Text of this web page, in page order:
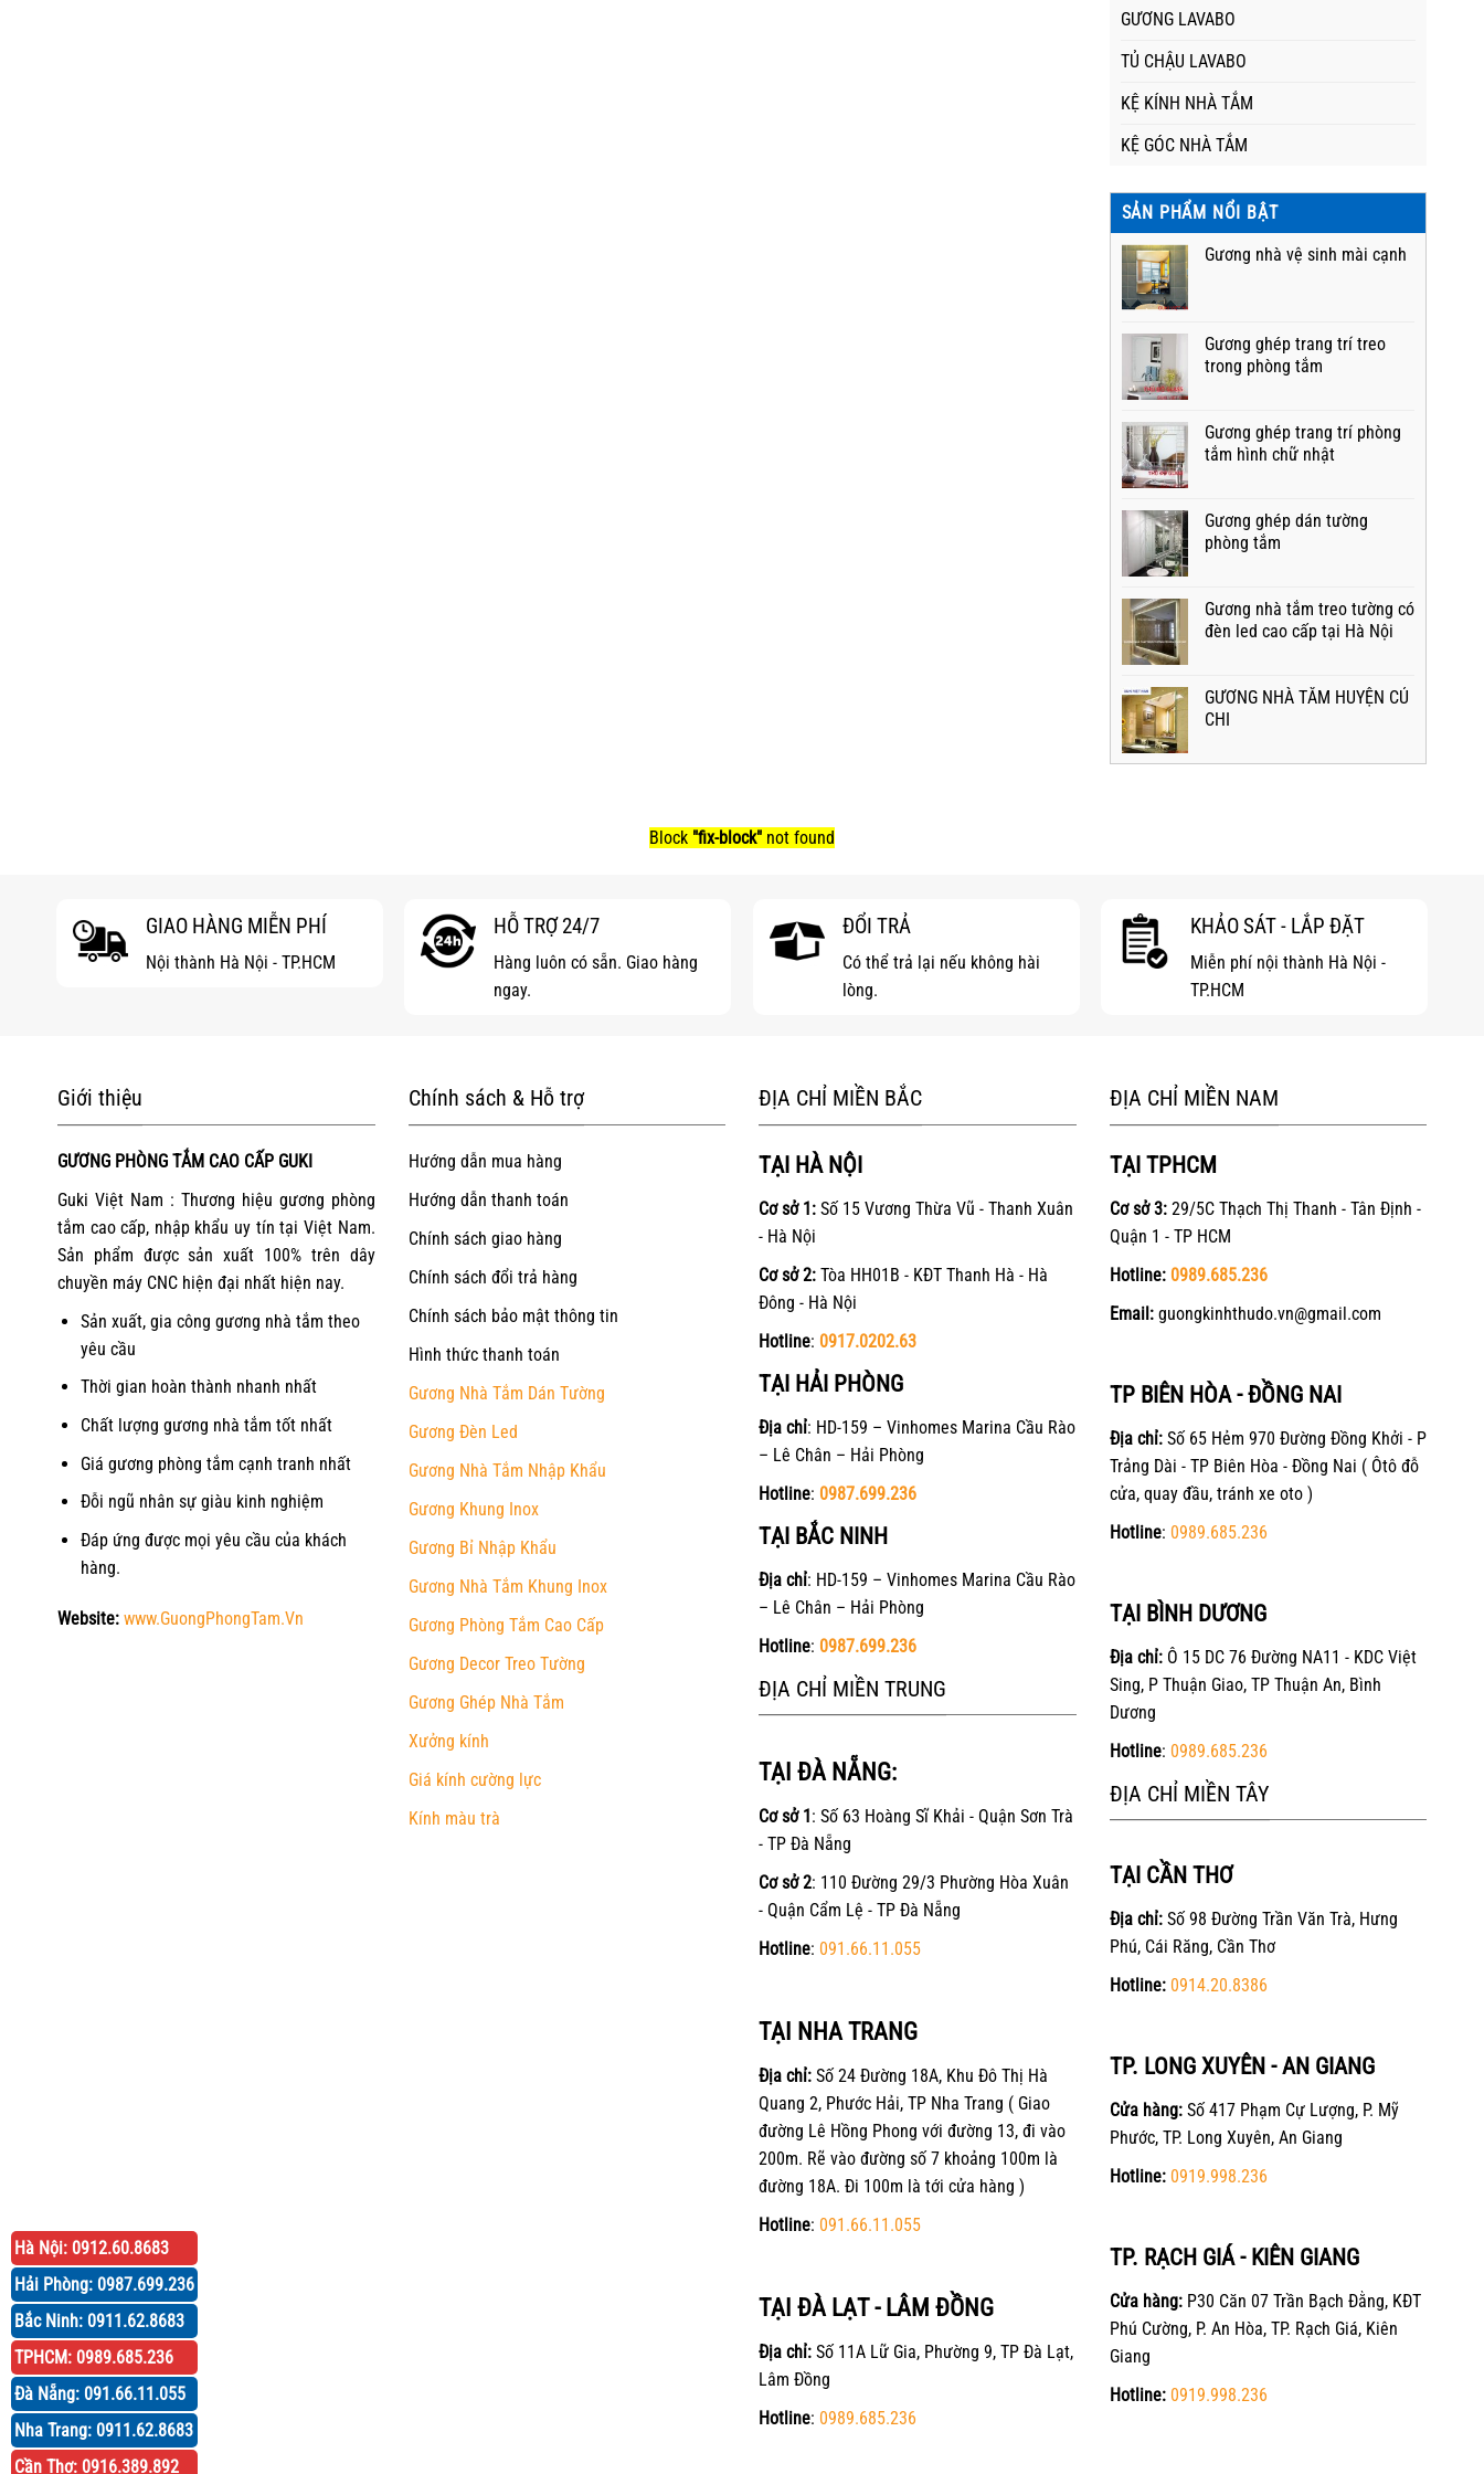
GƯƠNG LAVABO
TỦ CHẬU LAVABO
KỆ KÍNH NHÀ TẮM
KỆ GÓC NHÀ TẮM
SẢN PHẨM NỔI BẬT
Gương nhà vệ sinh mài cạnh
Gương ghép trang trí treo
trong phòng tắm
Gương ghép trang trí phòng
tắm hình chữ nhật
Gương ghép dán tường
phòng tắm
Gương nhà tắm treo tường có
đèn led cao cấp tại Hà Nội
GƯƠNG NHÀ TẮM HUYỆN CỦ
CHI
Block "fix-block" not found
GIAO HÀNG MIỄN PHÍ
Nội thành Hà Nội - TP.HCM
HỖ TRỢ 24/7
Hàng luôn có sẵn. Giao hàng
ngay.
ĐỔI TRẢ
Có thể trả lại nếu không hài
lòng.
KHẢO SÁT - LẮP ĐẶT
Miễn phí nội thành Hà Nội -
TP.HCM
Giới thiệu
GƯƠNG PHÒNG TẮM CAO CẤP GUKI
Guki Việt Nam : Thương hiệu gương phòng
tắm cao cấp, nhập khẩu uy tín tại Việt Nam.
Sản phẩm được sản xuất 100% trên dây
chuyền máy CNC hiện đại nhất hiện nay.
Sản xuất, gia công gương nhà tắm theo
yêu cầu
Thời gian hoàn thành nhanh nhất
Chất lượng gương nhà tắm tốt nhất
Giá gương phòng tắm cạnh tranh nhất
Đỗi ngũ nhân sự giàu kinh nghiệm
Đáp ứng được mọi yêu cầu của khách
hàng.
Website: www.GuongPhongTam.Vn
Chính sách & Hỗ trợ
Hướng dẫn mua hàng
Hướng dẫn thanh toán
Chính sách giao hàng
Chính sách đổi trả hàng
Chính sách bảo mật thông tin
Hình thức thanh toán
Gương Nhà Tắm Dán Tường
Gương Đèn Led
Gương Nhà Tắm Nhập Khẩu
Gương Khung Inox
Gương Bỉ Nhập Khẩu
Gương Nhà Tắm Khung Inox
Gương Phòng Tắm Cao Cấp
Gương Decor Treo Tường
Gương Ghép Nhà Tắm
Xưởng kính
Giá kính cường lực
Kính màu trà
ĐỊA CHỈ MIỀN BẮC
TẠI HÀ NỘI
Cơ sở 1: Số 15 Vương Thừa Vũ - Thanh Xuân
- Hà Nội
Cơ sở 2: Tòa HH01B - KĐT Thanh Hà - Hà
Đông - Hà Nội
Hotline: 0917.0202.63
TẠI HẢI PHÒNG
Địa chỉ: HD-159 – Vinhomes Marina Cầu Rào
– Lê Chân – Hải Phòng
Hotline: 0987.699.236
TẠI BẮC NINH
Địa chỉ: HD-159 – Vinhomes Marina Cầu Rào
– Lê Chân – Hải Phòng
Hotline: 0987.699.236
ĐỊA CHỈ MIỀN TRUNG
TẠI ĐÀ NẴNG:
Cơ sở 1 : Số 63 Hoàng Sĩ Khải - Quận Sơn Trà
- TP Đà Nẵng
Cơ sở 2: 110 Đường 29/3 Phường Hòa Xuân
- Quận Cẩm Lệ - TP Đà Nẵng
Hotline: 091.66.11.055
TẠI NHA TRANG
Địa chỉ: Số 24 Đường 18A, Khu Đô Thị Hà
Quang 2, Phước Hải, TP Nha Trang ( Giao
đường Lê Hồng Phong với đường 13, đi vào
200m. Rẽ vào đường số 7 khoảng 100m là
đường 18A. Đi 100m là tới cửa hàng )
Hotline: 091.66.11.055
TẠI ĐÀ LẠT - LÂM ĐỒNG
Địa chỉ: Số 11A Lữ Gia, Phường 9, TP Đà Lạt,
Lâm Đồng
Hotline: 0989.685.236
ĐỊA CHỈ MIỀN NAM
TẠI TPHCM
Cơ sở 3:29/5C Thạch Thị Thanh - Tân Định -
Quận 1 - TP HCM
Hotline: 0989.685.236
Email:guongkinhthudo.vn@gmail.com
TP BIÊN HÒA - ĐỒNG NAI
Địa chỉ:Số 65 Hẻm 970 Đường Đồng Khởi - P
Trảng Dài - TP Biên Hòa - Đồng Nai ( Ôtô đỗ
cửa, quay đầu, tránh xe oto )
Hotline: 0989.685.236
TẠI BÌNH DƯƠNG
Địa chỉ:Ô 15 DC 76 Đường NA11 - KDC Việt
Sing, P Thuận Giao, TP Thuận An, Bình
Dương
Hotline: 0989.685.236
ĐỊA CHỈ MIỀN TÂY
TẠI CẦN THƠ
Địa chỉ:Số 98 Đường Trần Văn Trà, Hưng
Phú, Cái Răng, Cần Thơ
Hotline: 0914.20.8386
TP. LONG XUYÊN - AN GIANG
Cửa hàng:Số 417 Phạm Cự Lượng, P. Mỹ
Phước, TP. Long Xuyên, An Giang
Hotline: 0919.998.236
TP. RẠCH GIÁ - KIÊN GIANG
Cửa hàng:P30 Căn 07 Trần Bạch Đằng, KĐT
Phú Cường, P. An Hòa, TP. Rạch Giá, Kiên
Giang
Hotline: 0919.998.236
Hà Nội: 0912.60.8683
Hải Phòng: 0987.699.236
Bắc Ninh: 0911.62.8683
TPHCM: 0989.685.236
Đà Nẵng: 091.66.11.055
Nha Trang: 0911.62.8683
Cần Thơ: 0916.389.892